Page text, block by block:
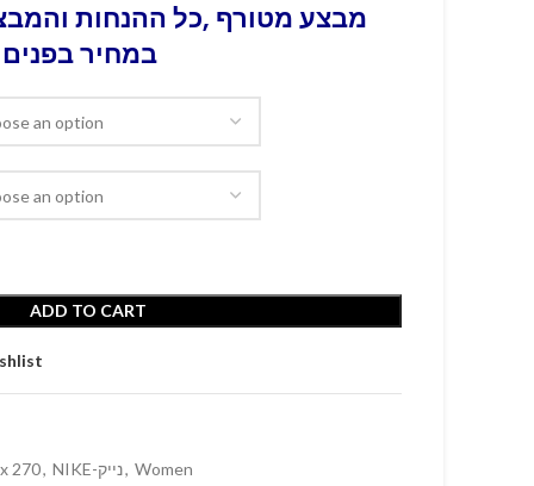
מבצע מטורף ,כל ההנחות
במחיר
ADD TO CART
270, NIKE-נייק, Women